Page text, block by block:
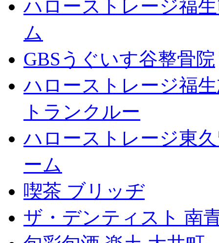
ハローストレージ福
ム
GBSうぐいす谷整骨院
ハローストレージ福
トランクルー
ハローストレージ東
ーム
喫茶 ブリッヂ
ザ・デンティスト 南